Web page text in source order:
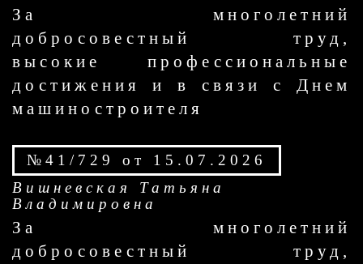
За многолетний
добросовестный труд,
высокие профессиональные
достижения и в связи с Днем
машиностроителя
№41/729 от 15.07.2026
Вишневская Татьяна
Владимировна
За многолетний
добросовестный труд,